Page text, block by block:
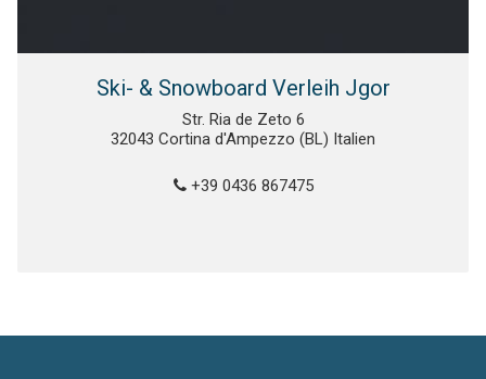
Ski- & Snowboard Verleih Jgor
Str. Ria de Zeto 6
32043 Cortina d'Ampezzo (BL) Italien
+39 0436 867475